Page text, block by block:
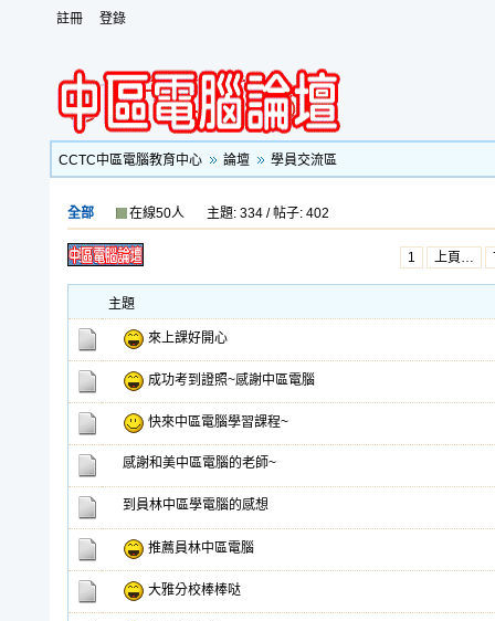
註冊 登錄
CCTC中區電腦教育中心 論壇 學員交流區
全部 在線50人 主題: 334 / 帖子: 402
1 上頁…
主題
來上課好開心
成功考到證照~感謝中區電腦
快來中區電腦學習課程~
感謝和美中區電腦的老師~
到員林中區學電腦的感想
推薦員林中區電腦
大雅分校棒棒哒